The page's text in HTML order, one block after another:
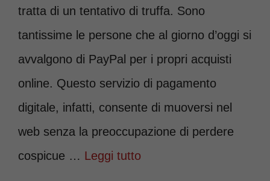
tratta di un tentativo di truffa. Sono
tantissime le persone che al giorno d’oggi si
avvalgono di PayPal per i propri acquisti
online. Questo servizio di pagamento
digitale, infatti, consente di muoversi nel
web senza la preoccupazione di perdere
cospicue … Leggi tutto